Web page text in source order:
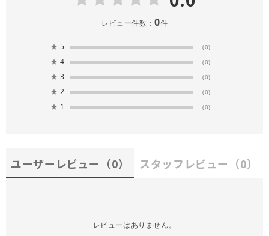
レビュー件数： 0件
★ 5 (0)
★ 4 (0)
★ 3 (0)
★ 2 (0)
★ 1 (0)
ユーザーレビュー （0） スタッフレビュー （0）
レビューはありません。